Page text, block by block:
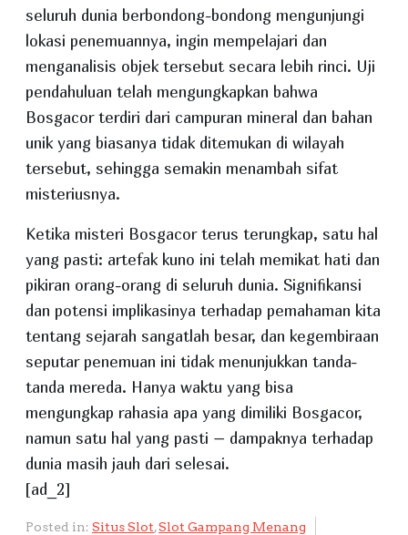
seluruh dunia berbondong-bondong mengunjungi
lokasi penemuannya, ingin mempelajari dan
menganalisis objek tersebut secara lebih rinci. Uji
pendahuluan telah mengungkapkan bahwa
Bosgacor terdiri dari campuran mineral dan bahan
unik yang biasanya tidak ditemukan di wilayah
tersebut, sehingga semakin menambah sifat
misteriusnya.
Ketika misteri Bosgacor terus terungkap, satu hal
yang pasti: artefak kuno ini telah memikat hati dan
pikiran orang-orang di seluruh dunia. Signifikansi
dan potensi implikasinya terhadap pemahaman kita
tentang sejarah sangatlah besar, dan kegembiraan
seputar penemuan ini tidak menunjukkan tanda-
tanda mereda. Hanya waktu yang bisa
mengungkap rahasia apa yang dimiliki Bosgacor,
namun satu hal yang pasti – dampaknya terhadap
dunia masih jauh dari selesai.
[ad_2]
Posted in: Situs Slot,Slot Gampang Menang